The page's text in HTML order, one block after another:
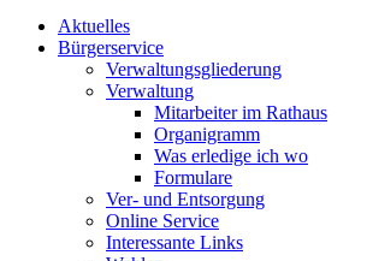
Aktuelles
Bürgerservice
Verwaltungsgliederung
Verwaltung
Mitarbeiter im Rathaus
Organigramm
Was erledige ich wo
Formulare
Ver- und Entsorgung
Online Service
Interessante Links